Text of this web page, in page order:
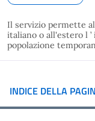
Il servizio permette
italiano o all'estero l
popolazione
INDICE DELLA